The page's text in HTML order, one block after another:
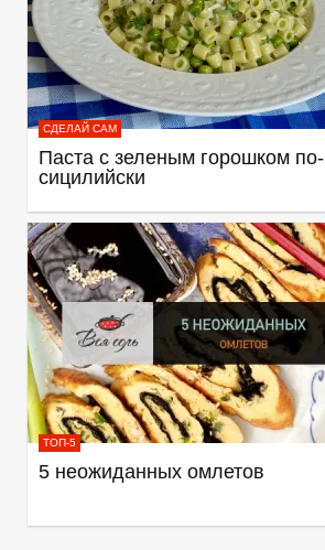
СДЕЛАЙ САМ
Паста с зеленым горошком по-
сицилийски
ТОП-5
5 неожиданных омлетов